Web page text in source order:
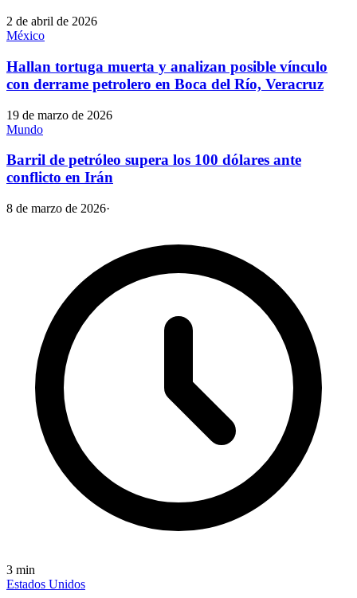
2 de abril de 2026
México
Hallan tortuga muerta y analizan posible vínculo
con derrame petrolero en Boca del Río, Veracruz
19 de marzo de 2026
Mundo
Barril de petróleo supera los 100 dólares ante
conflicto en Irán
8 de marzo de 2026·
3 min
Estados Unidos